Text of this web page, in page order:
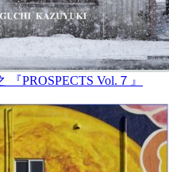
『PROSPECTS Vol.７』